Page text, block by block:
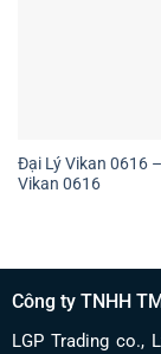
Đại Lý Vikan 0616
Vikan 0616
Công ty TNHH
LGP Trading co.,